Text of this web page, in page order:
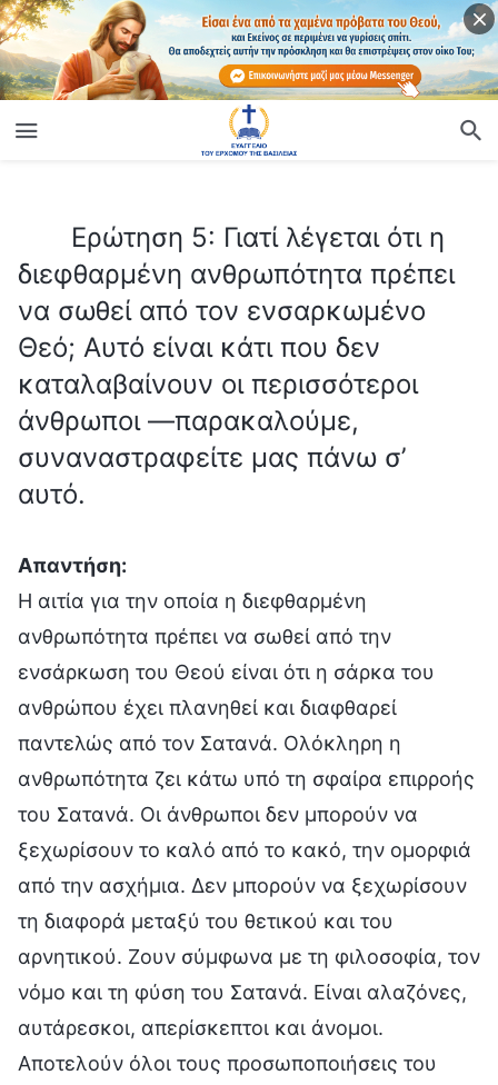
Ερώτηση 5: Γιατί λέγεται ότι η
διεφθαρμένη ανθρωπότητα πρέπει
να σωθεί από τον ενσαρκωμένο
Θεό; Αυτό είναι κάτι που δεν
καταλαβαίνουν οι περισσότεροι
άνθρωποι —παρακαλούμε,
συναναστραφείτε μας πάνω σ’
αυτό.
Απαντήση:
Η αιτία για την οποία η διεφθαρμένη
ανθρωπότητα πρέπει να σωθεί από την
ενσάρκωση του Θεού είναι ότι η σάρκα του
ανθρώπου έχει πλανηθεί και διαφθαρεί
παντελώς από τον Σατανά. Ολόκληρη η
ανθρωπότητα ζει κάτω υπό τη σφαίρα επιρροής
του Σατανά. Οι άνθρωποι δεν μπορούν να
ξεχωρίσουν το καλό από το κακό, την ομορφιά
από την ασχήμια. Δεν μπορούν να ξεχωρίσουν
τη διαφορά μεταξύ του θετικού και του
αρνητικού. Ζουν σύμφωνα με τη φιλοσοφία, τον
νόμο και τη φύση του Σατανά. Είναι αλαζόνες,
αυτάρεσκοι, απερίσκεπτοι και άνομοι.
Αποτελούν όλοι τους προσωποποιήσεις του